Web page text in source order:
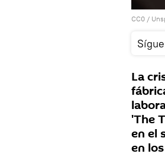
CC0 /
La
'The
en el
en